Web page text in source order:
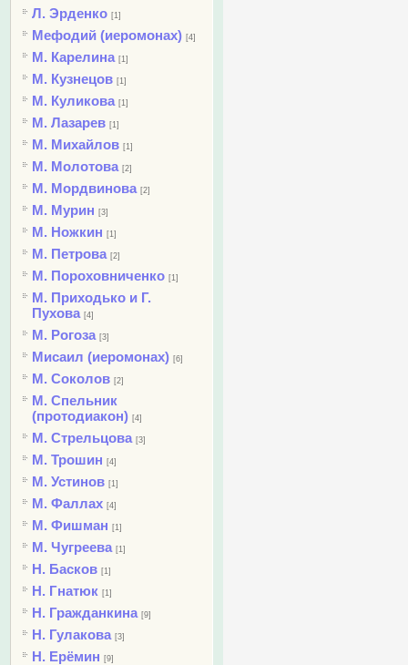
Л. Эрденко [1]
Мефодий (иеромонах) [4]
М. Карелина [1]
М. Кузнецов [1]
М. Куликова [1]
М. Лазарев [1]
М. Михайлов [1]
М. Молотова [2]
М. Мордвинова [2]
М. Мурин [3]
М. Ножкин [1]
М. Петрова [2]
М. Пороховниченко [1]
М. Приходько и Г.
Пухова [4]
М. Рогоза [3]
Мисаил (иеромонах) [6]
М. Соколов [2]
М. Спельник
(протодиакон) [4]
М. Стрельцова [3]
М. Трошин [4]
М. Устинов [1]
М. Фаллах [4]
М. Фишман [1]
М. Чугреева [1]
Н. Басков [1]
Н. Гнатюк [1]
Н. Гражданкина [9]
Н. Гулакова [3]
Н. Ерёмин [9]